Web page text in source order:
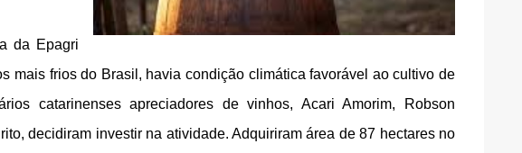
da Epagri
mais frios do Brasil, havia condição climática favorável ao cultivo de
catarinenses apreciadores de vinhos, Acari Amorim, Robson
decidiram investir na atividade. Adquiriram área de 87 hectares no